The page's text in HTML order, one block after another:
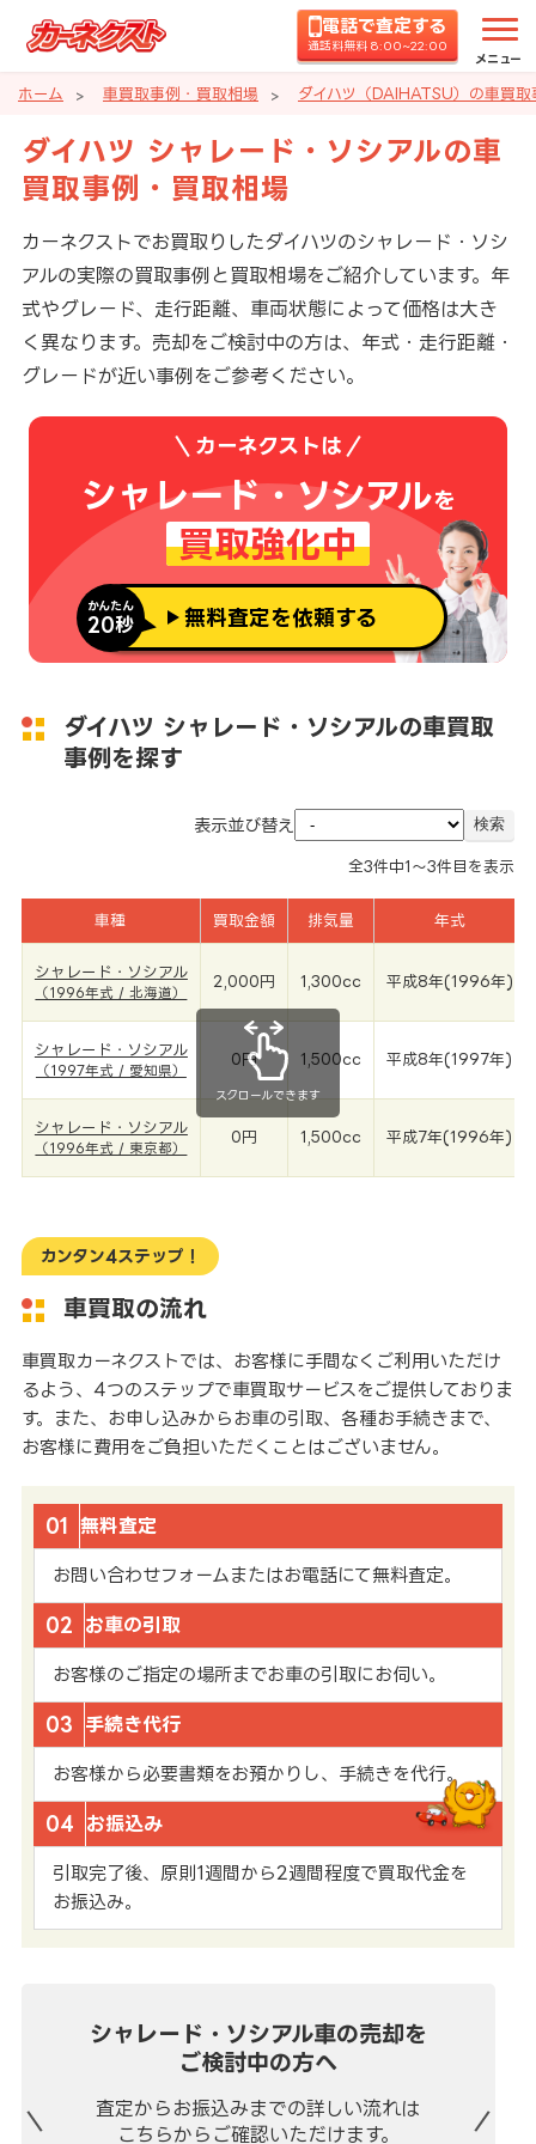
電話で査定する
通話料無料 8:00~22:00
メニュー
ホーム 車買取事例・買取相場 ダイハツ（DAIHATSU）の車買
ダイハツ シャレード・ソシアルの車
買取事例・買取相場
カーネクストでお買取りしたダイハツのシャレード・ソシ
アルの実際の買取事例と買取相場をご紹介しています。年
式やグレード、走行距離、車両状態によって価格は大き
く異なります。売却をご検討中の方は、年式・走行距離・
グレードが近い事例をご参考ください。
カーネクストは
シャレード・ソシアルを
買取強化中
かんたん
20秒 無料査定を依頼する
ダイハツ シャレード・ソシアルの車買取
事例を探す
表示並び替え
全3件中1～3件目を表示
車種 買取金額 排気量 年式
シャレード・ソシアル
（1996年式 / 北海道）
2,000円 1,300cc 平成8年(1996年)
シャレード・ソシアル
（1997年式 / 愛知県）
0円 1,500cc 平成8年(1997年)
シャレード・ソシアル
（1996年式 / 東京都）
0円 1,500cc 平成7年(1996年)
スクロールできます
カンタン4ステップ！
車買取の流れ
車買取カーネクストでは、お客様に手間なくご利用いただけ
るよう、4つのステップで車買取サービスをご提供しておりま
す。また、お申し込みからお車の引取、各種お手続きまで、
お客様に費用をご負担いただくことはございません。
01 無料査定
お問い合わせフォームまたはお電話にて無料査定。
02 お車の引取
お客様のご指定の場所までお車の引取にお伺い。
03 手続き代行
お客様から必要書類をお預かりし、手続きを代行。
04 お振込み
引取完了後、原則1週間から2週間程度で買取代金を
お振込み。
シャレード・ソシアル車の売却を
ご検討中の方へ
査定からお振込みまでの詳しい流れは
こちらからご確認いただけます。